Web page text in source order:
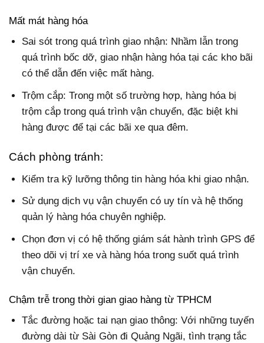
Mất mát hàng hóa
Sai sót trong quá trình giao nhận: Nhầm lẫn trong
quá trình bốc dỡ, giao nhận hàng hóa tại các kho bãi
có thể dẫn đến việc mất hàng.
Trộm cắp: Trong một số trường hợp, hàng hóa bị
trộm cắp trong quá trình vận chuyển, đặc biệt khi
hàng được để tại các bãi xe qua đêm.
Cách phòng tránh:
Kiểm tra kỹ lưỡng thông tin hàng hóa khi giao nhận.
Sử dụng dịch vụ vận chuyển có uy tín và hệ thống
quản lý hàng hóa chuyên nghiệp.
Chọn đơn vị có hệ thống giám sát hành trình GPS để
theo dõi vị trí xe và hàng hóa trong suốt quá trình
vận chuyển.
Chậm trễ trong thời gian giao hàng từ TPHCM
Tắc đường hoặc tai nạn giao thông: Với những tuyến
đường dài từ Sài Gòn đi Quảng Ngãi, tình trạng tắc